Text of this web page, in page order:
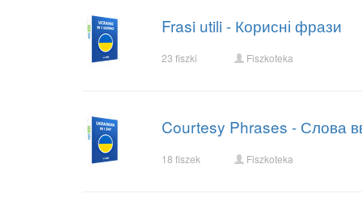
Frasi utili - Корисні фрази
23 fiszki Fiszkoteka
Courtesy Phrases - Слова
18 fiszek Fiszkoteka